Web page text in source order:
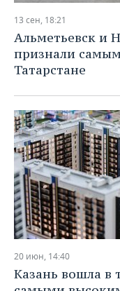
13 сен, 18:21
Альметьевск и
признали
Татарстане
20 июн, 14:40
Казань вошла в